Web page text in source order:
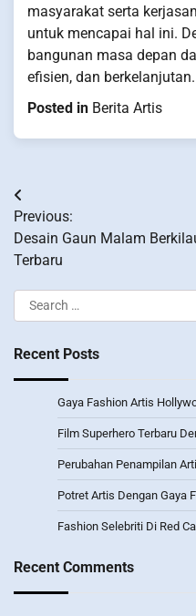
masyarakat serta
untuk mencapai hal ini.
bangunan masa depan
efisien, dan berkelanjutan.
Posted in Berita Artis
Post
navigation
Previous:
Desain Gaun Malam
Terbaru
Search
for:
Recent Posts
Gaya Fashion Artis
Film Superhero Terbaru
Perubahan Penampilan
Potret Artis Dengan Gaya
Fashion Selebriti Di Red
Recent Comments